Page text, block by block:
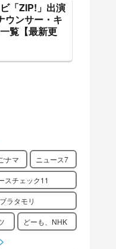
「ZIP!」出演
ウンサー・キ
覧【最新更
ナマ ニュース7
スチェック11
ブラタモリ
どーも、NHK